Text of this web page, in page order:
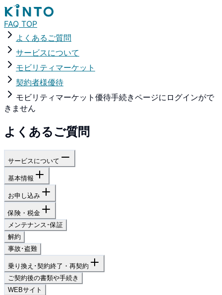
FAQ TOP
よくあるご質問
サービスについて
モビリティマーケット
契約者様優待
モビリティマーケット優待手続きページにログインがで
きません
よくあるご質問
サービスについて
基本情報
お申し込み
保険・税金
メンテナンス･保証
解約
事故･盗難
乗り換え･契約終了・再契約
ご契約後の書類や手続き
WEBサイト